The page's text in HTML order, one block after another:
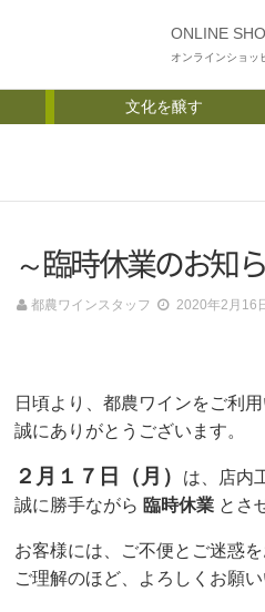
ONLINE
オンラインショッ
文化を醸す
～臨時休業のお知
都農ワインスタッフ 2020年2月16
日頃より、都農ワインをご利用
誠にありがとうございます。
２月１７日（月）
は、店内
誠に勝手ながら 臨時休業 とさ
お客様には、ご不便とご迷惑を
ご理解のほど、よろしくお願い